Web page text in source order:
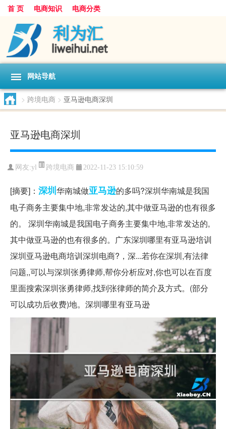
首 页 电商知识 电商分类
网站导航
> 跨境电商 > 亚马逊电商深圳
亚马逊电商深圳
网友:yl 跨境电商 2022-11-23 15:10:59
[摘要]： 深圳华南城做亚马逊的多吗?深圳华南城是我国
电子商务主要集中地,非常发达的,其中做亚马逊的也有很多
的。 深圳华南城是我国电子商务主要集中地,非常发达的,
其中做亚马逊的也有很多的。广东深圳哪里有亚马逊培训
深圳亚马逊电商培训深圳电商?，深...若你在深圳,有法律
问题,,可以与深圳张勇律师,帮你分析应对,你也可以在百度
里面搜索深圳张勇律师,找到张律师的简介及方式。(部分
可以成功后收费)地。深圳哪里有亚马逊